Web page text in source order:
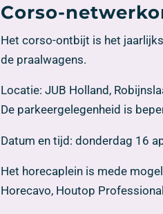
Corso-
Het corso-ontbijt is het
de praalwagens.
Locatie: JUB Holland,
De parkeergelegenheid is
Datum en tijd: donderdag 16
Het horecaplein is mede
Horecavo, Houtop